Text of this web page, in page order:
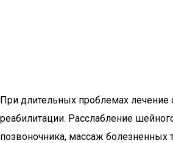
При длительных проблемах лечение
реабилитации. Расслабление
позвоночника, массаж болезненных